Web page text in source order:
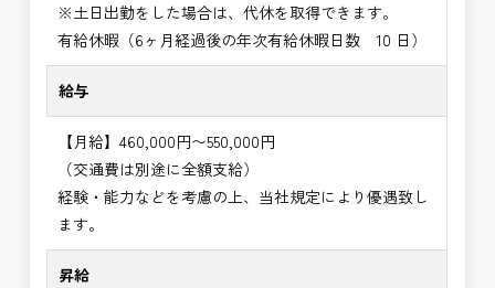
※土日出勤をした場合は、代休を取得できます。
有給休暇（6ヶ月経過後の年次有給休暇日数 10 日）
給与
【月給】460,000円〜550,000円
（交通費は別途に全額支給）
経験・能力などを考慮の上、当社規定により優遇致し
ます。
昇給